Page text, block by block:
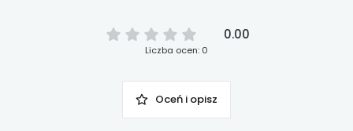
0.00
Liczba ocen: 0
Oceń i opisz